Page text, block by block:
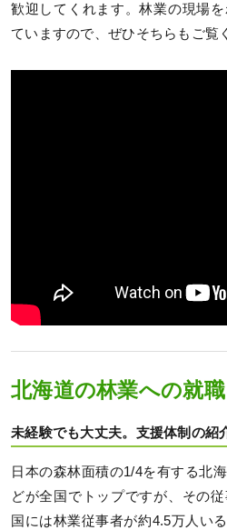
歓迎してくれます。林業の現場
ていますので、ぜひそちらもご覧
北海道の林業への就
未経験でも大丈夫。支援体制の紹
日本の森林面積の1/4を有する北
どが全国でトップですが、その
国には林業従事者が約4.5万人い